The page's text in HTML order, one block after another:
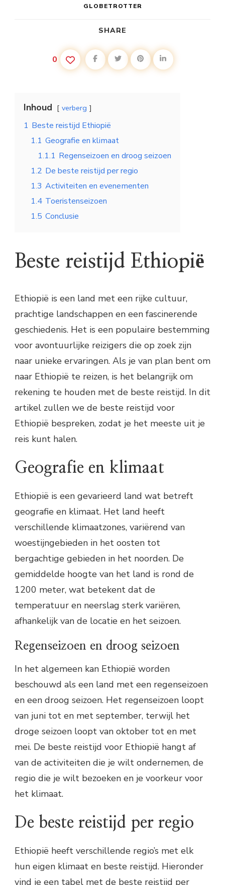
GLOBETROTTER
SHARE
0
Inhoud verberg
1 Beste reistijd Ethiopië
1.1 Geografie en klimaat
1.1.1 Regenseizoen en droog seizoen
1.2 De beste reistijd per regio
1.3 Activiteiten en evenementen
1.4 Toeristenseizoen
1.5 Conclusie
Beste reistijd Ethiopië
Ethiopië is een land met een rijke cultuur,
prachtige landschappen en een fascinerende
geschiedenis. Het is een populaire bestemming
voor avontuurlijke reizigers die op zoek zijn
naar unieke ervaringen. Als je van plan bent om
naar Ethiopië te reizen, is het belangrijk om
rekening te houden met de beste reistijd. In dit
artikel zullen we de beste reistijd voor
Ethiopië bespreken, zodat je het meeste uit je
reis kunt halen.
Geografie en klimaat
Ethiopië is een gevarieerd land wat betreft
geografie en klimaat. Het land heeft
verschillende klimaatzones, variërend van
woestijngebieden in het oosten tot
bergachtige gebieden in het noorden. De
gemiddelde hoogte van het land is rond de
1200 meter, wat betekent dat de
temperatuur en neerslag sterk variëren,
afhankelijk van de locatie en het seizoen.
Regenseizoen en droog seizoen
In het algemeen kan Ethiopië worden
beschouwd als een land met een regenseizoen
en een droog seizoen. Het regenseizoen loopt
van juni tot en met september, terwijl het
droge seizoen loopt van oktober tot en met
mei. De beste reistijd voor Ethiopië hangt af
van de activiteiten die je wilt ondernemen, de
regio die je wilt bezoeken en je voorkeur voor
het klimaat.
De beste reistijd per regio
Ethiopië heeft verschillende regio’s met elk
hun eigen klimaat en beste reistijd. Hieronder
vind je een tabel met de beste reistijd per